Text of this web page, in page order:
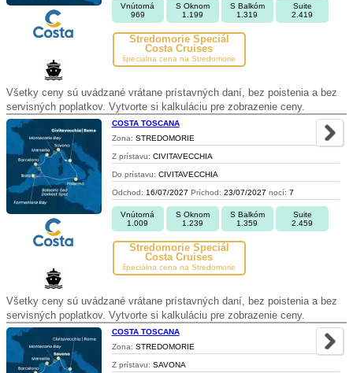
Vnútorná
969
S Oknom
1.199
S Balkóm
1.319
Suite
2.419
Stredomorie Špeciál
Costa Cruises
špeciálna cena na Stredomorie
Všetky ceny sú uvádzané vrátane prístavných daní, bez poistenia a bez
servisných poplatkov. Vytvorte si kalkuláciu pre zobrazenie ceny.
COSTA TOSCANA
Zona: STREDOMORIE
Z prístavu: CIVITAVECCHIA
Do prístavu: CIVITAVECCHIA
Odchod: 16/07/2027 Príchod: 23/07/2027 nocí: 7
Vnútorná
1.009
S Oknom
1.239
S Balkóm
1.359
Suite
2.459
Stredomorie Špeciál
Costa Cruises
špeciálna cena na Stredomorie
Všetky ceny sú uvádzané vrátane prístavných daní, bez poistenia a bez
servisných poplatkov. Vytvorte si kalkuláciu pre zobrazenie ceny.
COSTA TOSCANA
Zona: STREDOMORIE
Z prístavu: SAVONA